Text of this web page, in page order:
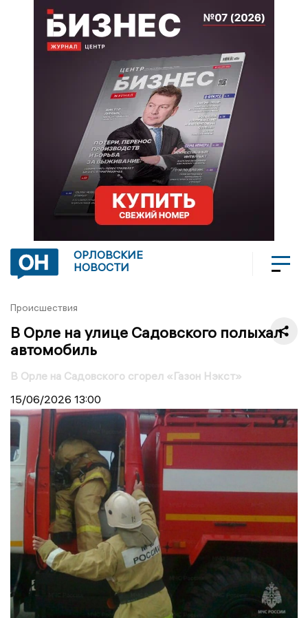
ОРЛОВСКИЕ
НОВОСТИ
Происшествия
В Орле на улице Садовского полыхал
автомобиль
В Орле на Садовского сгорел «Газон Нэкст»
15/06/2026 13:00